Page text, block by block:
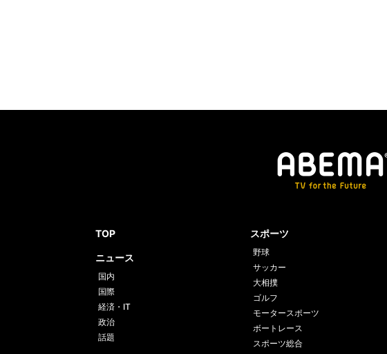
TOP
ニュース
国内
国際
経済・IT
政治
話題
スポーツ
野球
サッカー
大相撲
ゴルフ
モータースポーツ
ボートレース
スポーツ総合